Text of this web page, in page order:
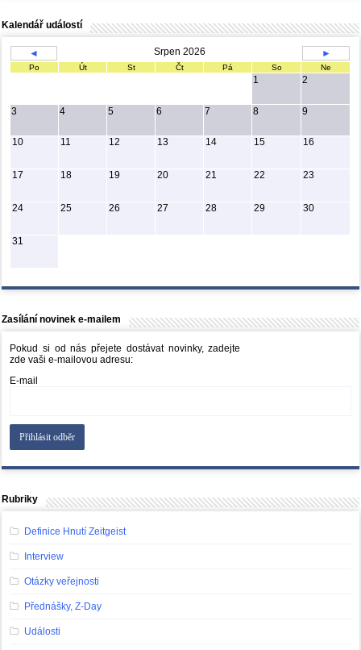
Kalendář událostí
◄ Srpen 2026 ►
Po Út St Čt Pá So Ne
1 2
3 4 5 6 7 8 9
10 11 12 13 14 15 16
17 18 19 20 21 22 23
24 25 26 27 28 29 30
31
Zasílání novinek e-mailem
Pokud si od nás přejete dostávat novinky, zadejte
zde vaši e-mailovou adresu:
E-mail
Rubriky
Definice Hnutí Zeitgeist
Interview
Otázky veřejnosti
Přednášky, Z-Day
Události